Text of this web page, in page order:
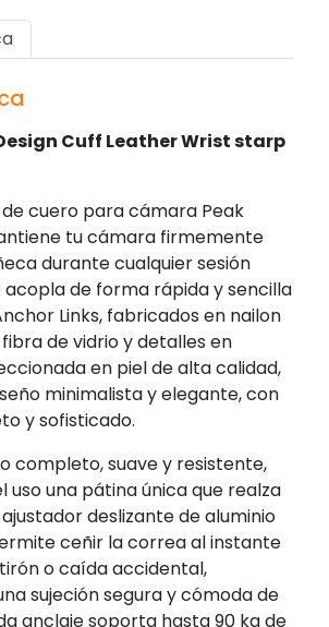
Cuff Leather Wrist starp
cuero para cámara Peak
tu cámara firmemente
durante cualquier sesión
acopla de forma rápida y sencilla
Links, fabricados en nailon
de vidrio y detalles en
en piel de alta calidad,
minimalista y elegante, con
y sofisticado.
completo, suave y resistente,
uso una pátina única que realza
deslizante de aluminio
ceñir la correa al instante
o caída accidental,
sujeción segura y cómoda de
anclaje soporta hasta 90 kg de